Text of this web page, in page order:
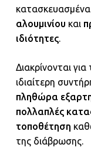
αλουμινίου και
ιδιότητες.
Διακρίνονται
ιδιαίτερη
πληθώρα
πολλαπλές
τοποθέτηση
της διάβρωσης.